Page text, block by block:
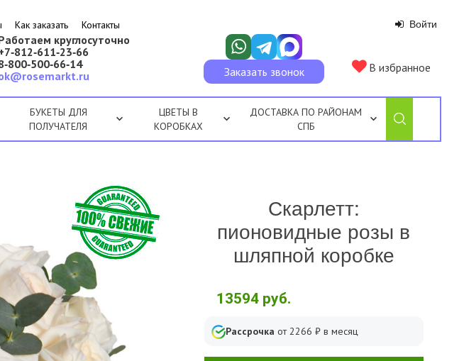
Как заказать Контакты Войти
круглосуточно
Заказать звонок В избранное
БУКЕТЫ ДЛЯ
ПОЛУЧАТЕЛЯ
ЦВЕТЫ В
КОРОБКАХ
ДОСТАВКА ПО РАЙОНАМ
СПБ
Скарлетт:
пионовидные розы в
шляпной коробке
13594 руб.
Рассрочка от2266 ₽ в месяц